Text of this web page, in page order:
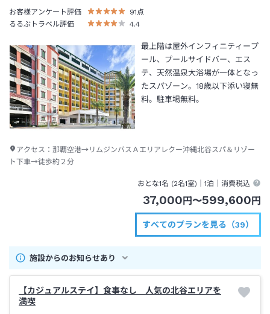
お客様アンケート評価
91 点
るるぶトラベル評価
4.4
最上階は屋外インフィニティープ
ール、プールサイドバー、エス
テ、天然温泉大浴場が一体となっ
たスパゾーン。18歳以下添い寝無
料。駐車場無料。
アクセス： 那覇空港→リムジンバスＡエリアレクー沖縄北谷スパ＆リゾー
ト下車→徒歩約２分
おとな1名 (2名1室)｜1泊 ｜消費税込
37,000 円 〜599,600 円
すべてのプランを見る（39）
施設からのお知らせあり
【カジュアルステイ】食事なし 人気の北谷エリアを
満喫